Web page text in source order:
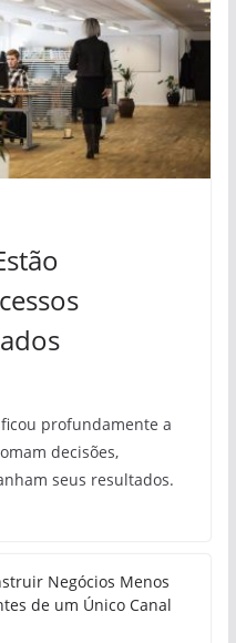
profundamente a
decisões,
seus resultados.
Negócios Menos
de um Único Canal